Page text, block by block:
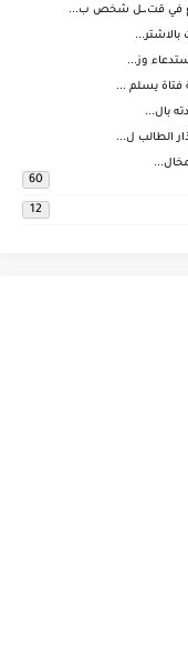
في قت،ــل شخص ب...
بالاشتر...
فتاة يسلم ...
بال...
الطالب ل...
60
12